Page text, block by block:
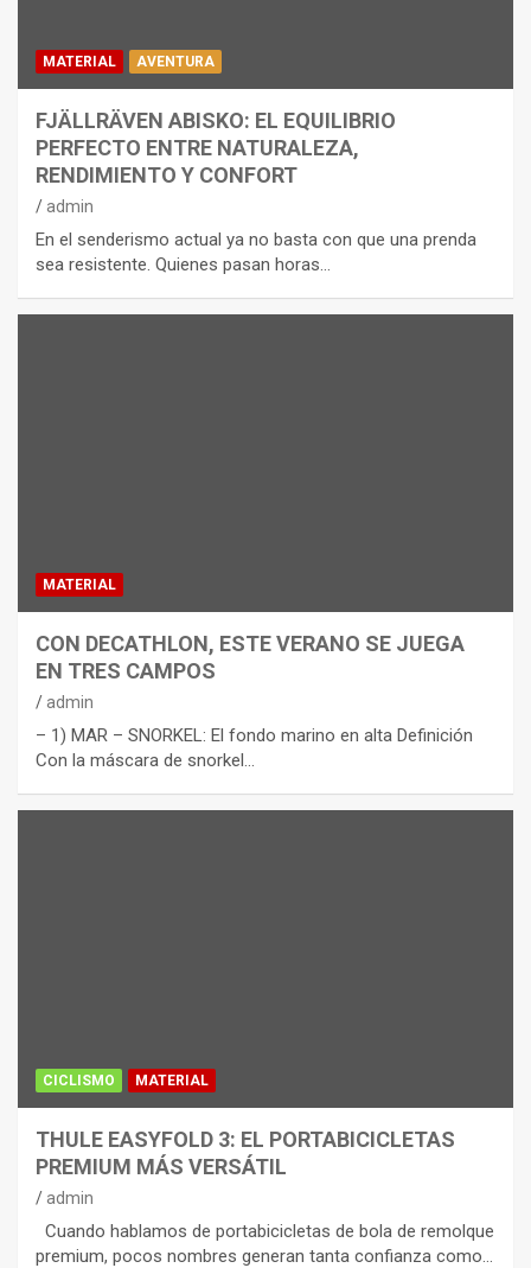
MATERIAL AVENTURA
FJÄLLRÄVEN ABISKO: EL EQUILIBRIO
PERFECTO ENTRE NATURALEZA,
RENDIMIENTO Y CONFORT
admin
En el senderismo actual ya no basta con que una prenda
sea resistente. Quienes pasan horas…
MATERIAL
CON DECATHLON, ESTE VERANO SE JUEGA
EN TRES CAMPOS
admin
– 1) MAR – SNORKEL: El fondo marino en alta Definición
Con la máscara de snorkel…
CICLISMO MATERIAL
THULE EASYFOLD 3: EL PORTABICICLETAS
PREMIUM MÁS VERSÁTIL
admin
Cuando hablamos de portabicicletas de bola de remolque
premium, pocos nombres generan tanta confianza como…